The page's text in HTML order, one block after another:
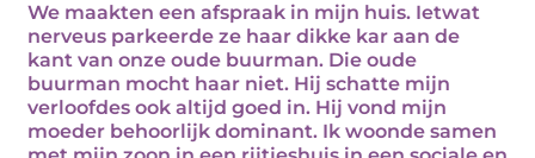
We maakten een afspraak in mijn huis. Ietwat
nerveus parkeerde ze haar dikke kar aan de
kant van onze oude buurman. Die oude
buurman mocht haar niet. Hij schatte mijn
verloofdes ook altijd goed in. Hij vond mijn
moeder behoorlijk dominant. Ik woonde samen